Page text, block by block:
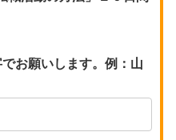
お願いします。例：山